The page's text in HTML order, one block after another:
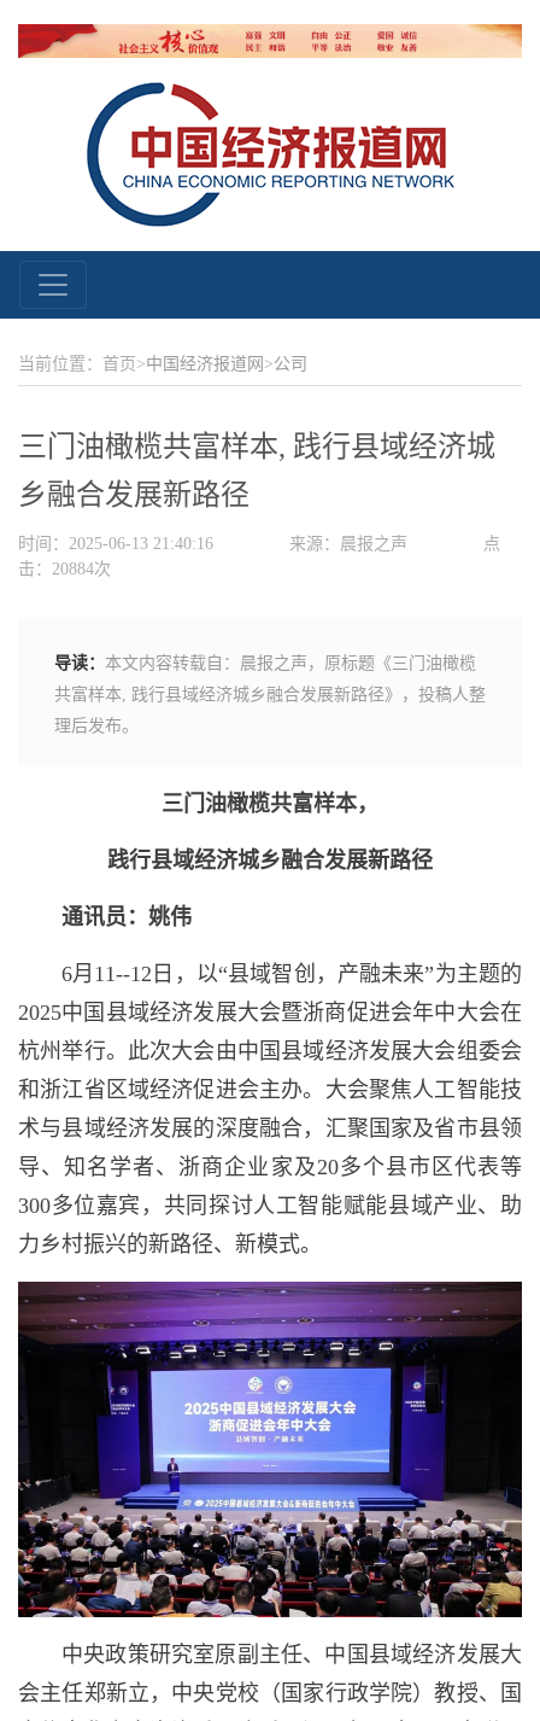
当前位置：首页>中国经济报道网 >公司
三门油橄榄共富样本, 践行县域经济城
乡融合发展新路径
时间：2025-06-13 21:40:16 来源：晨报之声
点
击：20884次
导读： 本文内容转载自：晨报之声，原标题《三门油橄榄
共富样本, 践行县域经济城乡融合发展新路径》，投稿人整
理后发布。
三门油橄榄共富样本，
践行县域经济城乡融合发展新路径
通讯员：姚伟
6月11--12日，以“县域智创，产融未来”为主题的
2025中国县域经济发展大会暨浙商促进会年中大会在
杭州举行。此次大会由中国县域经济发展大会组委会
和浙江省区域经济促进会主办。大会聚焦人工智能技
术与县域经济发展的深度融合，汇聚国家及省市县领
导、知名学者、浙商企业家及20多个县市区代表等
300多位嘉宾，共同探讨人工智能赋能县域产业、助
力乡村振兴的新路径、新模式。
中央政策研究室原副主任、中国县域经济发展大
会主任郑新立，中央党校（国家行政学院）教授、国